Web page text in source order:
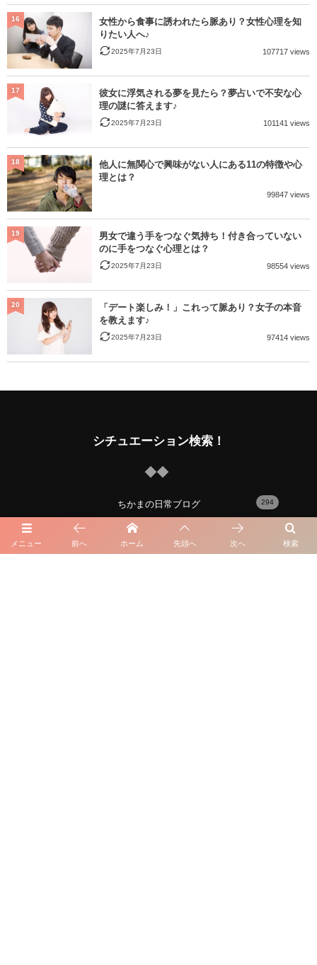
女性から食事に誘われたら脈あり？女性心理を知
りたい人へ♪
2025年7月23日 107717 views
16
彼女に浮気される夢を見たら？夢占いで不安な心
理の謎に答えます♪
2025年7月23日 101141 views
17
他人に無関心で興味がない人にある11の特徴や心
理とは？
99847 views
18
男女で違う手をつなぐ気持ち！付き合っていない
のに手をつなぐ心理とは？
2025年7月23日 98554 views
19
「デート楽しみ！」これって脈あり？女子の本音
を教えます♪
2025年7月23日 97414 views
20
メニュー 検索
前へ ホーム 先頭へ 次へ
シチュエーション検索！
ちかまの日常ブログ 294
趣味と生活